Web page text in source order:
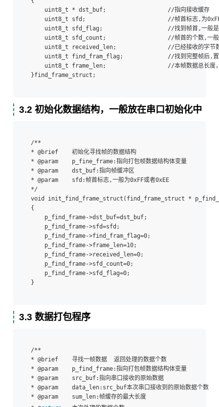
uint8_t * dst_buf;                  //指向接收缓存
uint8_t sfd;                        //帧首标志,为
uint8_t sfd_flag;                   //找到帧首,一般是
uint8_t sfd_count;                  //帧首的个数,一
uint8_t received_len;               //已经接收的字
uint8_t find_fram_flag;             //找到完整帧后,
uint8_t frame_len;                  //本帧数据总长度
3.2 初始化数据结构，一般放在串口初始化中
/**
* @brief    初始化寻找帧的数据结构
* @param    p_fine_frame:指向打包帧数据结构体变量
* @param    dst_buf:指向帧缓冲区
* @param    sfd:帧首标志,一般为0xFF或者0xEE
*/
void init_find_frame_struct(find_frame_struct *
{
p_find_frame->dst_buf=dst_buf;
p_find_frame->sfd=sfd;
p_find_frame->find_fram_flag=0;
p_find_frame->frame_len=10;
p_find_frame->received_len=0;
p_find_frame->sfd_count=0;
p_find_frame->sfd_flag=0;
3.3 数据打包程序
/**
* @brief    寻找一帧数据  返回处理的数据个数
* @param    p_find_frame:指向打包帧数据结构体变量
* @param    src_buf:指向串口接收的原始数据
* @param    data_len:src_buf本次串口接收到的原始数据个数
* @param    sum_len:帧缓存的最大长度